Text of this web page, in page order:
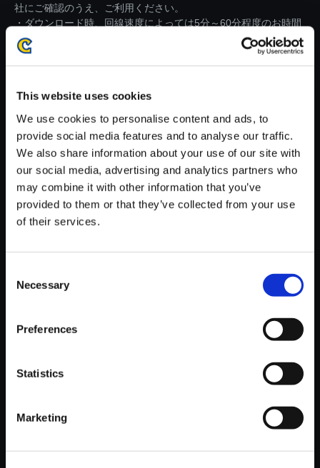
This website uses cookies
We use cookies to personalise content and ads, to
provide social media features and to analyse our traffic.
We also share information about your use of our site with
our social media, advertising and analytics partners who
may combine it with other information that you’ve
provided to them or that they’ve collected from your use
of their services.
Selection
Necessary
Preferences
Statistics
Marketing
社にご確認のうえ、ご利用ください。
・ダウンロード時、回線速度によっては5分～60分程度のお時間
がかかる場合がございます。
※ご購入いただいたファイルのダウンロードの際には、通信環境
が安定しているWifi環境でお試しください。
【単曲】BIOHAZARD VILLAG
E ORIGINAL SOUNDTRACK S
he's Not Here
おすすめ商品